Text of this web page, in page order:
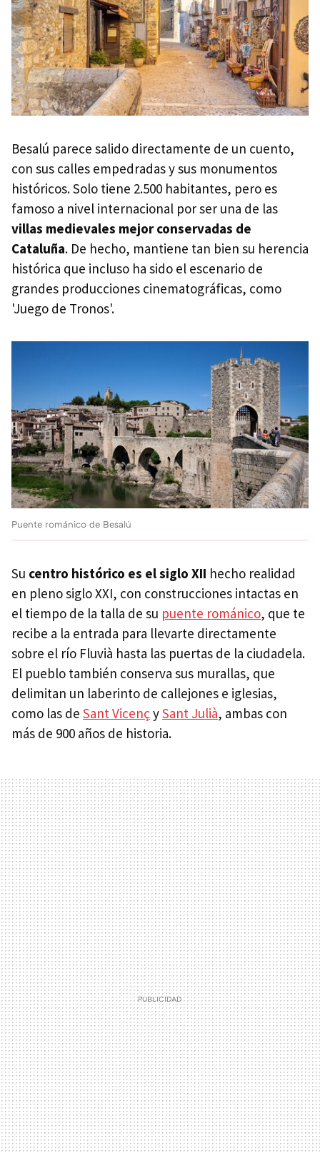
Besalú parece salido directamente de un cuento,
con sus calles empedradas y sus monumentos
históricos. Solo tiene 2.500 habitantes, pero es
famoso a nivel internacional por ser una de las
villas medievales mejor conservadas de
Cataluña. De hecho, mantiene tan bien su herencia
histórica que incluso ha sido el escenario de
grandes producciones cinematográficas, como
'Juego de Tronos'.
Puente románico de Besalú
Su centro histórico es el siglo XII hecho realidad
en pleno siglo XXI, con construcciones intactas en
el tiempo de la talla de su puente románico, que te
recibe a la entrada para llevarte directamente
sobre el río Fluvià hasta las puertas de la ciudadela.
El pueblo también conserva sus murallas, que
delimitan un laberinto de callejones e iglesias,
como las de Sant VicençySant Julià, ambas con
más de 900 años de historia.